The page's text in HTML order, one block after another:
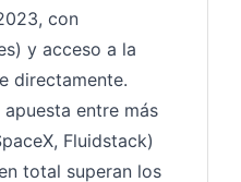
con
y acceso a la
directamente.
entre más
Fluidstack)
total superan los